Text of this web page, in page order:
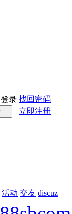
录 找回密码
立即注册
活动 交友 discuz